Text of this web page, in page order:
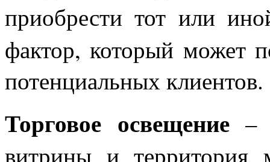
приобрести тот или
фактор, который может
потенциальных клиентов.
Торговое освещение–
витрины и территория